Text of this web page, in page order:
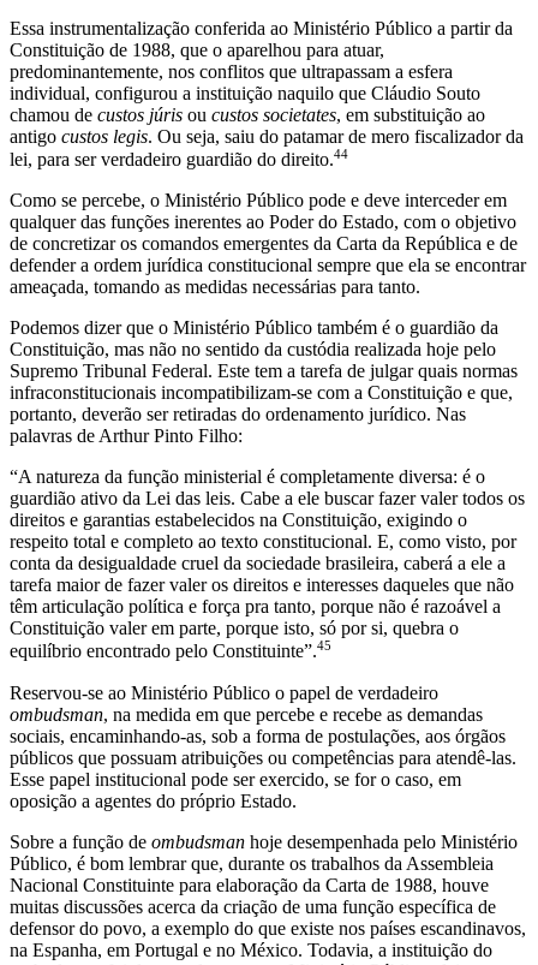
Essa instrumentalização conferida ao Ministério Público a partir da
Constituição de 1988, que o aparelhou para atuar,
predominantemente, nos conflitos que ultrapassam a esfera
individual, configurou a instituição naquilo que Cláudio Souto
chamou de custos júris ou custos societates, em substituição ao
antigo custos legis. Ou seja, saiu do patamar de mero fiscalizador da
lei, para ser verdadeiro guardião do direito.44
Como se percebe, o Ministério Público pode e deve interceder em
qualquer das funções inerentes ao Poder do Estado, com o objetivo
de concretizar os comandos emergentes da Carta da República e de
defender a ordem jurídica constitucional sempre que ela se encontrar
ameaçada, tomando as medidas necessárias para tanto.
Podemos dizer que o Ministério Público também é o guardião da
Constituição, mas não no sentido da custódia realizada hoje pelo
Supremo Tribunal Federal. Este tem a tarefa de julgar quais normas
infraconstitucionais incompatibilizam-se com a Constituição e que,
portanto, deverão ser retiradas do ordenamento jurídico. Nas
palavras de Arthur Pinto Filho:
“A natureza da função ministerial é completamente diversa: é o
guardião ativo da Lei das leis. Cabe a ele buscar fazer valer todos os
direitos e garantias estabelecidos na Constituição, exigindo o
respeito total e completo ao texto constitucional. E, como visto, por
conta da desigualdade cruel da sociedade brasileira, caberá a ele a
tarefa maior de fazer valer os direitos e interesses daqueles que não
têm articulação política e força pra tanto, porque não é razoável a
Constituição valer em parte, porque isto, só por si, quebra o
equilíbrio encontrado pelo Constituinte”.45
Reservou-se ao Ministério Público o papel de verdadeiro
ombudsman, na medida em que percebe e recebe as demandas
sociais, encaminhando-as, sob a forma de postulações, aos órgãos
públicos que possuam atribuições ou competências para atendê-las.
Esse papel institucional pode ser exercido, se for o caso, em
oposição a agentes do próprio Estado.
Sobre a função de ombudsman hoje desempenhada pelo Ministério
Público, é bom lembrar que, durante os trabalhos da Assembleia
Nacional Constituinte para elaboração da Carta de 1988, houve
muitas discussões acerca da criação de uma função específica de
defensor do povo, a exemplo do que existe nos países escandinavos,
na Espanha, em Portugal e no México. Todavia, a instituição do